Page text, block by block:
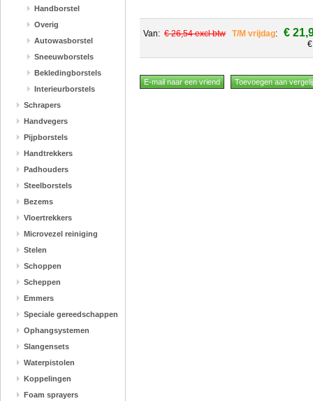
Handborstel
Overig
Autowasborstel
Sneeuwborstels
Bekledingborstels
Interieurborstels
Schrapers
Handvegers
Pijpborstels
Handtrekkers
Padhouders
Steelborstels
Bezems
Vloertrekkers
Microvezel reiniging
Stelen
Schoppen
Scheppen
Emmers
Speciale gereedschappen
Ophangsystemen
Slangensets
Waterpistolen
Koppelingen
Foam sprayers
Van: € 26,54 excl btw T/M vrijdag: €